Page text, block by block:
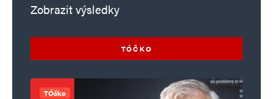
Zobrazit výsledky
TÓČKO
TÓčko